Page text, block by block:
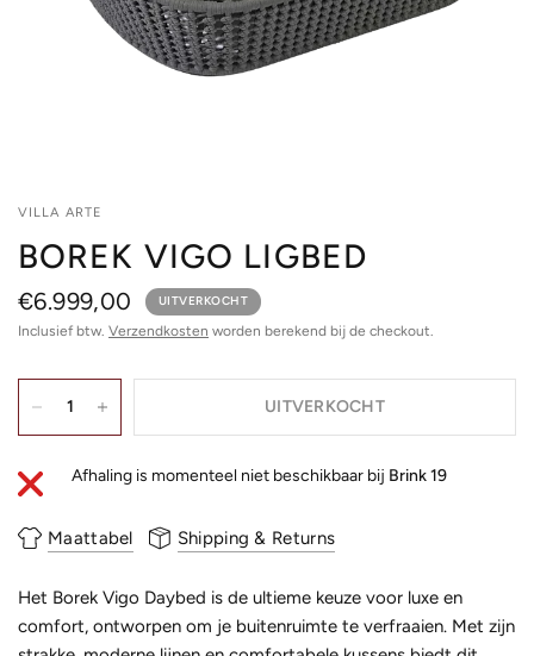
VILLA ARTE
BOREK VIGO LIGBED
€6.999,00 UITVERKOCHT
Inclusief btw. Verzendkosten worden berekend bij de checkout.
UITVERKOCHT
Afhaling is momenteel niet beschikbaar bij Brink 19
Maattabel Shipping & Returns
Het Borek Vigo Daybed is de ultieme keuze voor luxe en
comfort, ontworpen om je buitenruimte te verfraaien. Met zijn